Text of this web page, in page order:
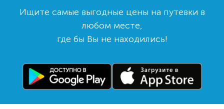
Ищите самые выгодные цены на путевки в
любом месте,
где бы Вы не находились!